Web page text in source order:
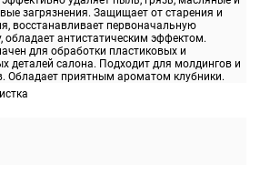
загрязнения. Защищает от старения и
восстанавливает первоначальную
обладает антистатическим эффектом.
для обработки пластиковых и
деталей салона. Подходит для молдингов и
Обладает приятным ароматом клубники.